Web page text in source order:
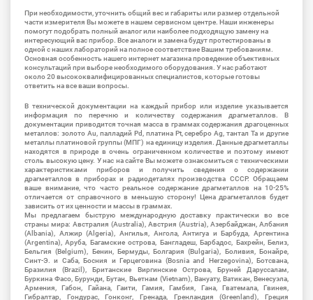
При необходимости, уточнить общий вес и габариты или размер отдельной
части измерителя Вы можете в нашем сервисном центре. Наши инженеры
помогут подобрать полный аналог или наиболее подходящую замену на
интересующий вас прибор. Все аналоги и замена будут протестированы в
одной с наших лабораторий на полное соответствие Вашим требованиям.
Основная особенность нашего интернет магазина проведение объективных
консультаций при выборе необходимого оборудования. У нас работают
около 20 высококвалифицированных специалистов, которые готовы
ответить на все ваши вопросы.
В технической документации на каждый прибор или изделие указывается
информация по перечню и количеству содержания драгметаллов. В
документации приводится точная масса в граммах содержания драгоценных
металлов: золото Au, палладий Pd, платина Pt, серебро Ag, тантал Ta и другие
металлы платиновой группы (МПГ) на единицу изделия. Данные драгметаллы
находятся в природе в очень ограниченном количестве и поэтому имеют
столь высокую цену. У нас на сайте Вы можете ознакомиться с техническими
характеристиками приборов и получить сведения о содержании
драгметаллов в приборах и радиодеталях производства СССР. Обращаем
ваше внимание, что часто реальное содержание драгметаллов на 10-25%
отличается от справочного в меньшую сторону! Цена драгметаллов будет
зависить от их ценности и массы в граммах.
Мы предлагаем быструю международную доставку практически во все
страны мира: Австралия (Australia), Австрия (Austria), Азербайджан, Албания
(Albania), Алжир (Algeria), Ангилья, Ангола, Антигуа и Барбуда, Аргентина
(Argentina), Аруба, Багамские острова, Бангладеш, Барбадос, Бахрейн, Белиз,
Бельгия (Belgium), Бенин, Бермуды, Болгария (Bulgaria), Боливия, Бонайре,
Синт-Э. и Саба, Босния и Герцеговина (Bosnia and Herzegovina), Ботсвана,
Бразилия (Brazil), Британские Виргинские Острова, Бруней Даруссалам,
Буркина Фасо, Бурунди, Бутан, Вьетнам (Vietnam), Вануату, Ватикан, Венесуэла,
Армения, Габон, Гайана, Гаити, Гамия, Гамбия, Гана, Гватемала, Гвинея,
Гибралтар, Гондурас, Гонконг, Гренада, Гренландия (Greenland), Греция